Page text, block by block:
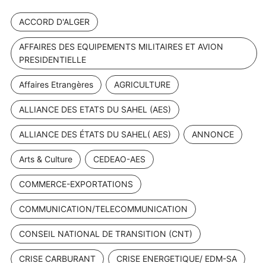
ACCORD D'ALGER
AFFAIRES DES EQUIPEMENTS MILITAIRES ET AVION
PRESIDENTIELLE
Affaires Etrangères AGRICULTURE
ALLIANCE DES ETATS DU SAHEL (AES)
ALLIANCE DES ÉTATS DU SAHEL( AES) ANNONCE
Arts & Culture CEDEAO-AES
COMMERCE-EXPORTATIONS
COMMUNICATION/TELECOMMUNICATION
CONSEIL NATIONAL DE TRANSITION (CNT)
CRISE CARBURANT CRISE ENERGETIQUE/ EDM-SA